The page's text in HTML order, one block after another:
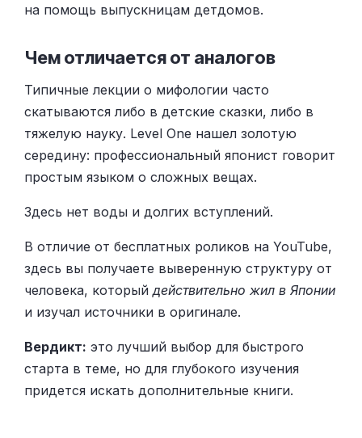
на помощь выпускницам детдомов.
Чем отличается от аналогов
Типичные лекции о мифологии часто
скатываются либо в детские сказки, либо в
тяжелую науку. Level One нашел золотую
середину: профессиональный японист говорит
простым языком о сложных вещах.
Здесь нет воды и долгих вступлений.
В отличие от бесплатных роликов на YouTube,
здесь вы получаете выверенную структуру от
человека, которыйдействительно жил в Японии
и изучал источники в оригинале.
Вердикт: это лучший выбор для быстрого
старта в теме, но для глубокого изучения
придется искать дополнительные книги.